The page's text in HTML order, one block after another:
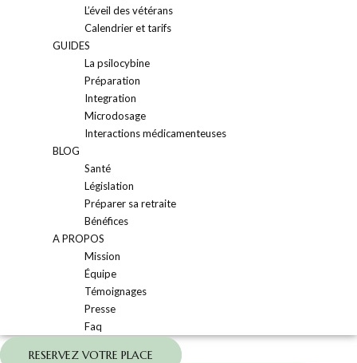
L’éveil des vétérans
Calendrier et tarifs
GUIDES
La psilocybine
Préparation
Integration
Microdosage
Interactions médicamenteuses
BLOG
Santé
Législation
Préparer sa retraite
Bénéfices
A PROPOS
Mission
Équipe
Témoignages
Presse
Faq
RESERVEZ VOTRE PLACE